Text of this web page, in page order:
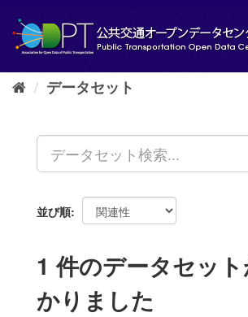
し
データセット
並び順
1 件のデータセッ
かりました